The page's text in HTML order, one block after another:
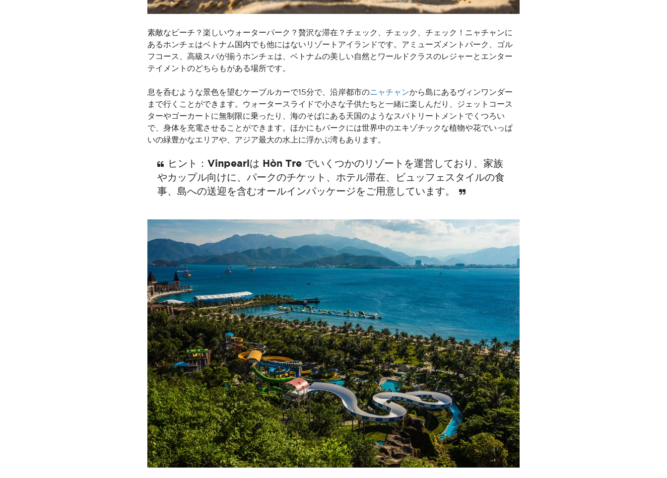
素敵なビーチ？楽しいウォーターパーク？贅沢な滞在？チェック、チェック、チェック！ニャチャンに
あるホンチェはベトナム国内でも他にはないリゾートアイランドです。アミューズメントパーク、ゴル
フコース、高級スパが揃うホンチェは、ベトナムの美しい自然とワールドクラスのレジャーとエンター
テイメントのどちらもがある場所です。
息を呑むような景色を望むケーブルカーで15分で、沿岸都市のニャチャンから島にあるヴィンワンダー
まで行くことができます。ウォータースライドで小さな子供たちと一緒に楽しんだり、ジェットコース
ターやゴーカートに無制限に乗ったり、海のそばにある天国のようなスパトリートメントでくつろい
で、身体を充電させることができます。ほかにもパークには世界中のエキゾチックな植物や花でいっぱ
いの緑豊かなエリアや、アジア最大の水上に浮かぶ湾もあります。
ヒント：Vinpearlは Hòn Tre でいくつかのリゾートを運営しており、家族
やカップル向けに、パークのチケット、ホテル滞在、ビュッフェスタイルの食
事、島への送迎を含むオールインパッケージをご用意しています。